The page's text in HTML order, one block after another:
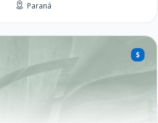
Paraná